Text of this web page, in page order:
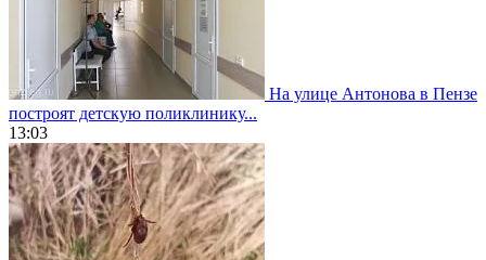
На улице Антонова в Пензе
построят детскую поликлинику...
13:03